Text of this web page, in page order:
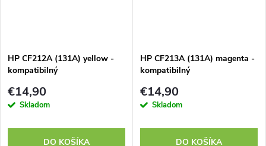
HP CF212A (131A) yellow -
kompatibilný
€14,90
Skladom
DO KOŠÍKA
HP CF213A (131A) magenta -
kompatibilný
€14,90
Skladom
DO KOŠÍKA